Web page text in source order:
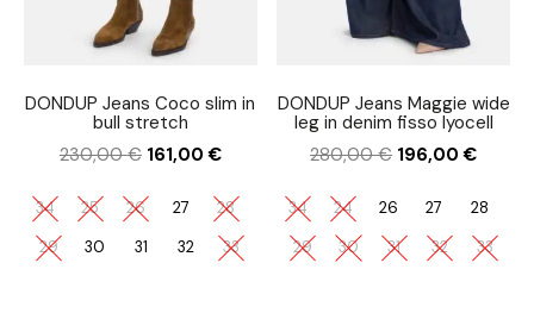
DONDUP Jeans Coco slim in
bull stretch
230,00€ 161,00€
34 25 26 27
28
29
30 31 32 33
DONDUP Jeans Maggie wide
leg in denim fisso lyocell
280,00€ 196,00€
34 24 26 27
28
29
30 31 32 33